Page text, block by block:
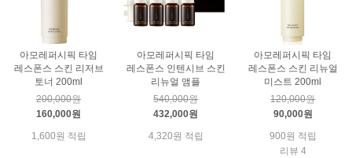
아모레퍼시픽 타임
레스폰스 스킨 리저브
토너 200ml
200,000원
160,000원
1,600원 적립
아모레퍼시픽 타임
레스폰스 인텐시브 스킨
리뉴얼 앰플
540,000원
432,000원
4,320원 적립
아모레퍼시픽 타임
레스폰스 스킨 리뉴얼
미스트 200ml
120,000원
90,000원
900원 적립
리뷰 4